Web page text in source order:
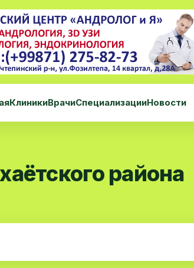
КлиникиВрачиСпециализацииНовости
района